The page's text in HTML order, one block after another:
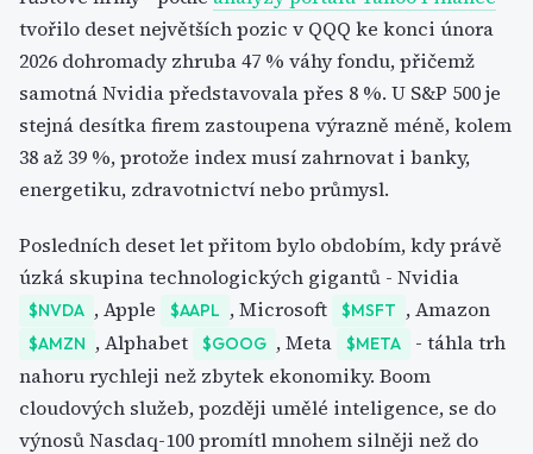
tvořilo deset největších pozic v QQQ ke konci února
2026 dohromady zhruba 47 % váhy fondu, přičemž
samotná Nvidia představovala přes 8 %. U S&P 500 je
stejná desítka firem zastoupena výrazně méně, kolem
38 až 39 %, protože index musí zahrnovat i banky,
energetiku, zdravotnictví nebo průmysl.
Posledních deset let přitom bylo obdobím, kdy právě
úzká skupina technologických gigantů - Nvidia
$NVDA , Apple $AAPL , Microsoft $MSFT , Amazon
$AMZN , Alphabet $GOOG , Meta $META
- táhla trh
nahoru rychleji než zbytek ekonomiky. Boom
cloudových služeb, později umělé inteligence, se do
výnosů Nasdaq-100 promítl mnohem silněji než do